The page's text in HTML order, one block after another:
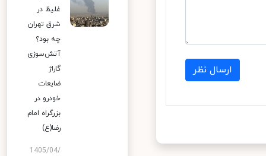
ارسال نظر
غلیظ در
شرق تهران
چه بود؟
آتش‌سوزی
گاراژ
ضایعات
خودرو در
بزرگراه امام
رضا(ع)
1405/04/